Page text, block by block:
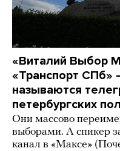
«Виталий Выбор
«Транспорт СПб»
называются
петербургских
Они массово
выборами. А спикер
канал в «Максе»